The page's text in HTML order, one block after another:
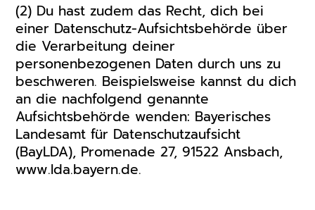
(2) Du hast zudem das Recht, dich bei
einer Datenschutz-Aufsichtsbehörde über
die Verarbeitung deiner
personenbezogenen Daten durch uns zu
beschweren. Beispielsweise kannst du dich
an die nachfolgend genannte
Aufsichtsbehörde wenden: Bayerisches
Landesamt für Datenschutzaufsicht
(BayLDA), Promenade 27, 91522 Ansbach,
www.lda.bayern.de.